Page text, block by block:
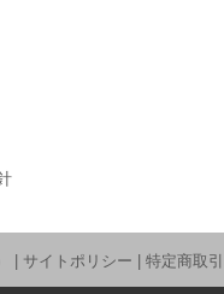
サイトポリシー 特定商取